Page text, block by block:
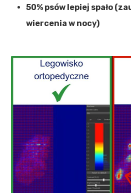
50% psów lepiej spało
wiercenia w nocy)